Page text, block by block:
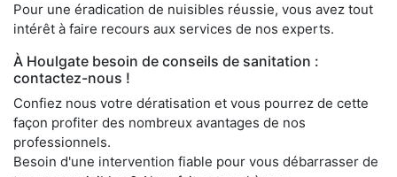
Pour une éradication de nuisibles réussie, vous avez tout
intérêt à faire recours aux services de nos experts.
À Houlgate besoin de conseils de sanitation :
contactez-nous !
Confiez nous votre dératisation et vous pourrez de cette
façon profiter des nombreux avantages de nos
professionnels.
Besoin d'une intervention fiable pour vous débarrasser de